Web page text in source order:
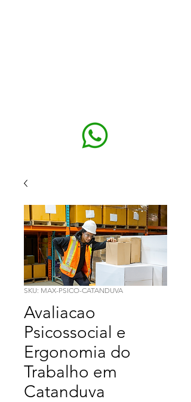
SKU: MAX-PSICO-CATANDUVA
Avaliacao
Psicossocial e
Ergonomia do
Trabalho em
Catanduva